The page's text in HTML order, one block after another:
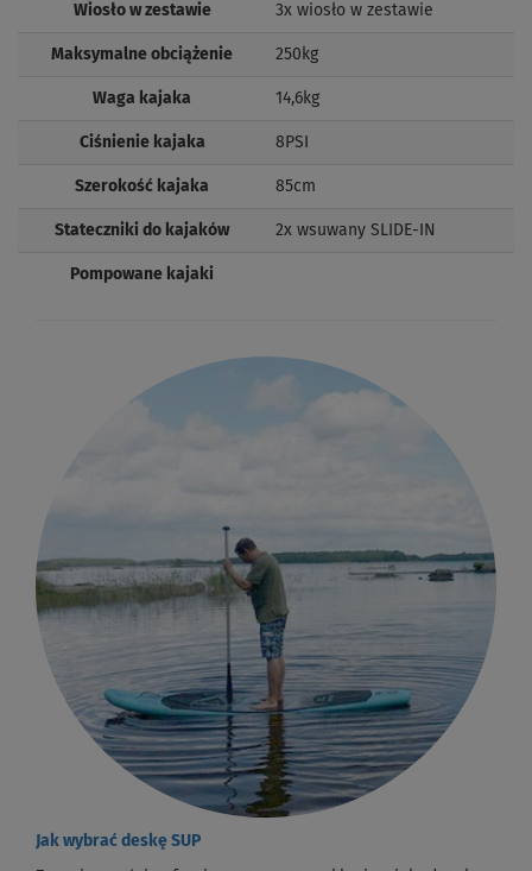
Wiosło w zestawie 3x wiosło w zestawie
Maksymalne obciążenie 250kg
Waga kajaka 14,6kg
Ciśnienie kajaka 8PSI
Szerokość kajaka 85cm
Stateczniki do kajaków 2x wsuwany SLIDE-IN
Pompowane kajaki
Jak wybrać deskę SUP